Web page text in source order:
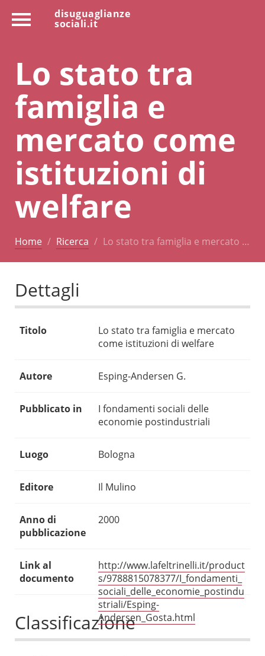
disuguaglianze
sociali.it
Lo stato tra
famiglia e
mercato come
istituzioni di
welfare
Home Ricerca Lo stato tra famiglia e mercato …
Dettagli
Titolo
Lo stato tra famiglia e mercato
come istituzioni di welfare
Autore Esping-Andersen G.
Pubblicato in
I fondamenti sociali delle
economie postindustriali
Luogo Bologna
Editore Il Mulino
Anno di
pubblicazione
2000
Link al
documento
http://www.lafeltrinelli.it/product
s/9788815078377/I_fondamenti_
sociali_delle_economie_postindu
striali/Esping-
Andersen_Gosta.html
Classificazione